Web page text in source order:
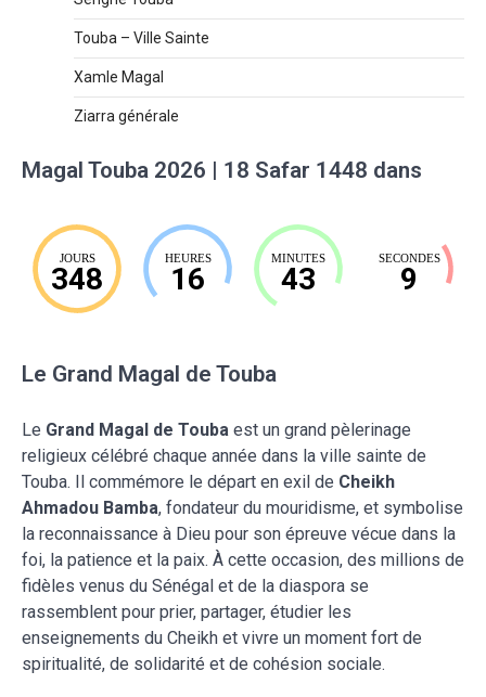
Touba – Ville Sainte
Xamle Magal
Ziarra générale
Magal Touba 2026 | 18 Safar 1448 dans
JOURS
348
HEURES
16
MINUTES
43
SECONDES
8
Le Grand Magal de Touba
Le Grand Magal de Touba est un grand pèlerinage
religieux célébré chaque année dans la ville sainte de
Touba. Il commémore le départ en exil de Cheikh
Ahmadou Bamba, fondateur du mouridisme, et symbolise
la reconnaissance à Dieu pour son épreuve vécue dans la
foi, la patience et la paix. À cette occasion, des millions de
fidèles venus du Sénégal et de la diaspora se
rassemblent pour prier, partager, étudier les
enseignements du Cheikh et vivre un moment fort de
spiritualité, de solidarité et de cohésion sociale.